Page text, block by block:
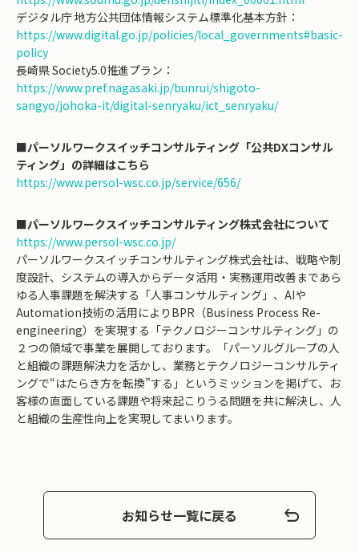
デジタル庁 地方公共団体情報システム標準化基本方針：
https://www.digital.go.jp/policies/local_governments#basic-
policy
長崎県 Society5.0推進プラン：
https://www.pref.nagasaki.jp/bunrui/shigoto-
sangyo/johoka-it/digital-senryaku/ict_senryaku/
■パーソルワークスイッチコンサルティング「公共DXコンサル
ティング」の詳細はこちら
https://www.persol-wsc.co.jp/service/656/
■パーソルワークスイッチコンサルティング株式会社について
https://www.persol-wsc.co.jp/
パーソルワークスイッチコンサルティング株式会社は、戦略や制
度設計、システムの導入からデータ活用・実務運用改善まであら
ゆる人事課題を解決する「人事コンサルティング」、AIや
Automation技術の活用によりBPR（Business Process Re-
engineering）を実現する「テクノロジーコンサルティング」の
２つの領域で事業を展開しております。「パーソルグループの人
と組織の課題解決力を活かし、業務とテクノロジーコンサルティ
ングで“はたらき方を転換”する」というミッションを掲げて、お
客様の直面している課題や将来起こりうる問題を共に解決し、人
と組織の生産性向上を実現してまいります。
お知らせ一覧に戻る